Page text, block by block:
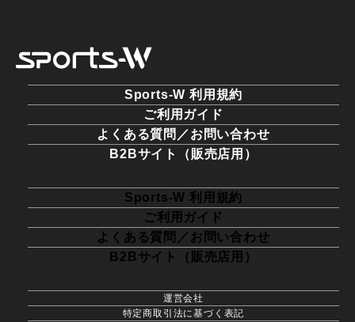
Sports-W 利用規約
ご利用ガイド
よくある質問／お問い合わせ
B2Bサイト（販売店用）
Sports-W 利用規約
ご利用ガイド
よくある質問／お問い合わせ
B2Bサイト（販売店用）
運営会社
特定商取引法に基づく表記